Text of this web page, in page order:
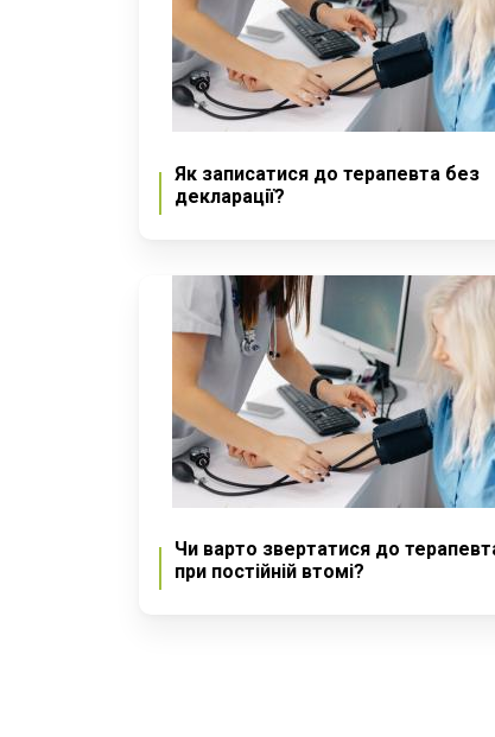
Як записатися до терапевта без
декларації?
Чи варто звертатися до
при постійній втомі?